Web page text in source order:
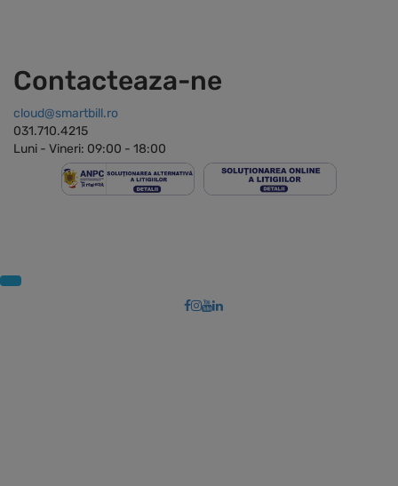
Contacteaza-ne
cloud@smartbill.ro
031.710.4215
Luni - Vineri: 09:00 - 18:00